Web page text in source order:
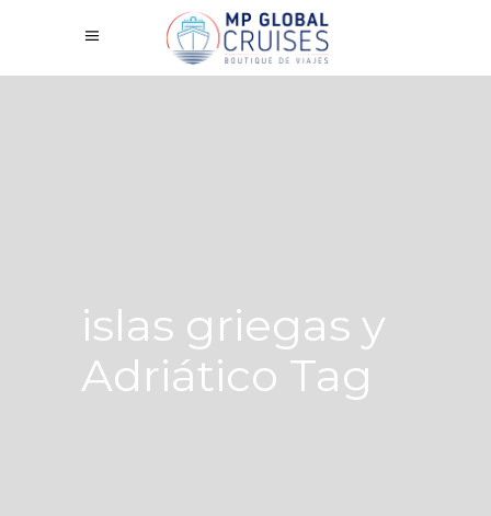
islas griegas y
Adriático Tag